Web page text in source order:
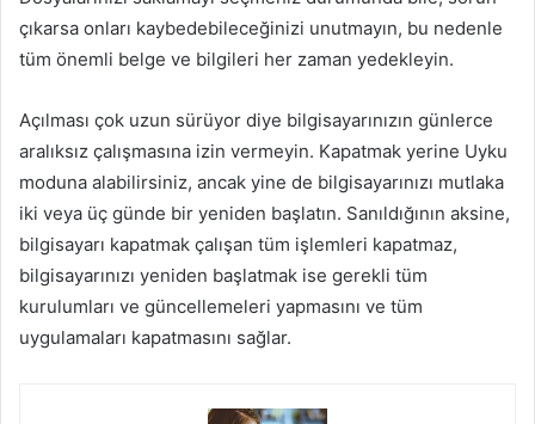
çıkarsa onları kaybedebileceğinizi unutmayın, bu nedenle
tüm önemli belge ve bilgileri her zaman yedekleyin.
Açılması çok uzun sürüyor diye bilgisayarınızın günlerce
aralıksız çalışmasına izin vermeyin. Kapatmak yerine Uyku
moduna alabilirsiniz, ancak yine de bilgisayarınızı mutlaka
iki veya üç günde bir yeniden başlatın. Sanıldığının aksine,
bilgisayarı kapatmak çalışan tüm işlemleri kapatmaz,
bilgisayarınızı yeniden başlatmak ise gerekli tüm
kurulumları ve güncellemeleri yapmasını ve tüm
uygulamaları kapatmasını sağlar.